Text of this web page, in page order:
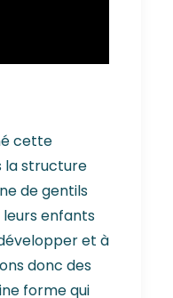
cette
la structure
de gentils
enfants
et à
donc des
forme qui